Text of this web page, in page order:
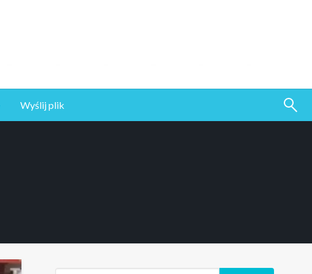
Wyślij plik